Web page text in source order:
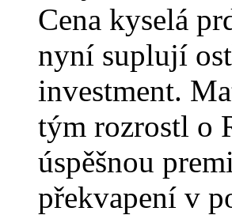
Cena kyselá
nyní suplují
investment.
tým rozrostl o
úspěšnou
překvapení v